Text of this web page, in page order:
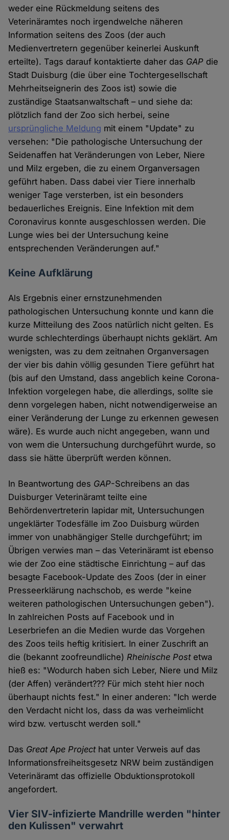
weder eine Rückmeldung seitens des
Veterinäramtes noch irgendwelche näheren
Information seitens des Zoos (der auch
Medienvertretern gegenüber keinerlei Auskunft
erteilte). Tags darauf kontaktierte daher das GAP die
Stadt Duisburg (die über eine Tochtergesellschaft
Mehrheitseignerin des Zoos ist) sowie die
zuständige Staatsanwaltschaft – und siehe da:
plötzlich fand der Zoo sich herbei, seine
ursprüngliche Meldung mit einem "Update" zu
versehen: "Die pathologische Untersuchung der
Seidenaffen hat Veränderungen von Leber, Niere
und Milz ergeben, die zu einem Organversagen
geführt haben. Dass dabei vier Tiere innerhalb
weniger Tage versterben, ist ein besonders
bedauerliches Ereignis. Eine Infektion mit dem
Coronavirus konnte ausgeschlossen werden. Die
Lunge wies bei der Untersuchung keine
entsprechenden Veränderungen auf."
Keine Aufklärung
Als Ergebnis einer ernstzunehmenden
pathologischen Untersuchung konnte und kann die
kurze Mitteilung des Zoos natürlich nicht gelten. Es
wurde schlechterdings überhaupt nichts geklärt. Am
wenigsten, was zu dem zeitnahen Organversagen
der vier bis dahin völlig gesunden Tiere geführt hat
(bis auf den Umstand, dass angeblich keine Corona-
Infektion vorgelegen habe, die allerdings, sollte sie
denn vorgelegen haben, nicht notwendigerweise an
einer Veränderung der Lunge zu erkennen gewesen
wäre). Es wurde auch nicht angegeben, wann und
von wem die Untersuchung durchgeführt wurde, so
dass sie hätte überprüft werden können.
In Beantwortung des GAP-Schreibens an das
Duisburger Veterinäramt teilte eine
Behördenvertreterin lapidar mit, Untersuchungen
ungeklärter Todesfälle im Zoo Duisburg würden
immer von unabhängiger Stelle durchgeführt; im
Übrigen verwies man – das Veterinäramt ist ebenso
wie der Zoo eine städtische Einrichtung – auf das
besagte Facebook-Update des Zoos (der in einer
Presseerklärung nachschob, es werde "keine
weiteren pathologischen Untersuchungen geben").
In zahlreichen Posts auf Facebook und in
Leserbriefen an die Medien wurde das Vorgehen
des Zoos teils heftig kritisiert. In einer Zuschrift an
die (bekannt zoofreundliche)Rheinische Postetwa
hieß es: "Wodurch haben sich Leber, Niere und Milz
(der Affen) verändert??? Für mich steht hier noch
überhaupt nichts fest." In einer anderen: "Ich werde
den Verdacht nicht los, dass da was verheimlicht
wird bzw. vertuscht werden soll."
Das Great Ape Projecthat unter Verweis auf das
Informationsfreiheitsgesetz NRW beim zuständigen
Veterinäramt das offizielle Obduktionsprotokoll
angefordert.
Vier SIV-infizierte Mandrille werden "hinter
den Kulissen" verwahrt